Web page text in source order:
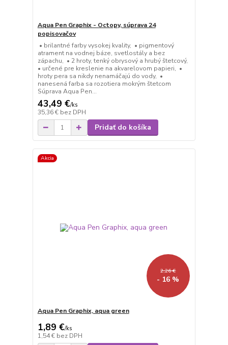
Aqua Pen Graphix - Octopy, súprava 24
popisovačov
• brilantné farby vysokej kvality, • pigmentový
atrament na vodnej báze, svetlostály a bez
zápachu, • 2 hroty, tenký obrysový a hrubý štetcový,
• určené pre kreslenie na akvarelovom papieri, •
hroty pera sa nikdy nenamáčajú do vody, •
nanesená farba sa rozotiera mokrým štetcom
Súprava Aqua Pen...
43,49 €/ks
35,36 € bez DPH
Pridať do košíka
Akcia
2,26 €
- 16 %
Aqua Pen Graphix, aqua green
1,89 €/ks
1,54 € bez DPH